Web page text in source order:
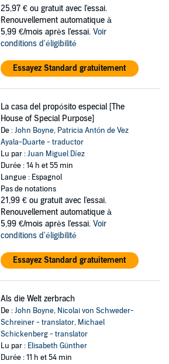
25,97 € ou gratuit avec l'essai.
Renouvellement automatique à
5,99 €/mois après l'essai. Voir
conditions d'éligibilité
Essayez Standard gratuitement
La casa del propósito especial [The
House of Special Purpose]
De :John Boyne, Patricia Antón de Vez
Ayala-Duarte - traductor
Lu par :Juan Miguel Díez
Durée : 14 h et 55 min
Langue : Espagnol
Pas de notations
21,99 € ou gratuit avec l'essai.
Renouvellement automatique à
5,99 €/mois après l'essai. Voir
conditions d'éligibilité
Essayez Standard gratuitement
Als die Welt zerbrach
De :John Boyne, Nicolai von Schweder-
Schreiner - translator, Michael
Schickenberg - translator
Lu par : Elisabeth Günther
Durée : 11 h et 54 min